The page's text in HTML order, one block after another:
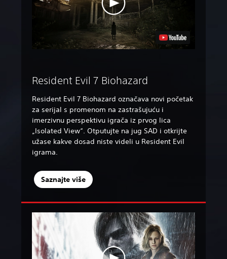
Resident Evil 7 Biohazard
Resident Evil 7 Biohazard označava novi početak
za serijal s promenom na zastrašujuću i
imerzivnu perspektivu igrača iz prvog lica
„Isolated View“. Otputujte na jug SAD i otkrijte
užase kakve dosad niste videli u Resident Evil
igrama.
Saznajte više